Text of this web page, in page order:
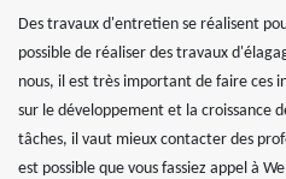
Des travaux d'entretien se réalisent
possible de réaliser des travaux
nous, il est très important de faire ces
sur le développement et la croissance
tâches, il vaut mieux contacter des
est possible que vous fassiez appel à